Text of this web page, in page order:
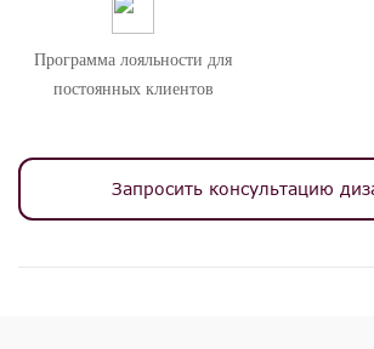
Программа лояльности для
постоянных клиентов
Запросить консультацию